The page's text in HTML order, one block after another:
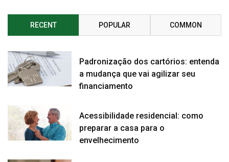
RECENT POPULAR COMMON
Padronização dos cartórios: entenda
a mudança que vai agilizar seu
financiamento
Acessibilidade residencial: como
preparar a casa para o
envelhecimento